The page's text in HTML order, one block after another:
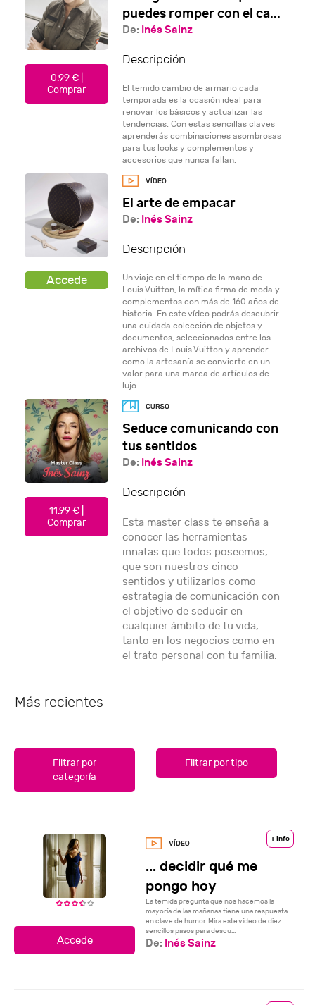
0.99 € |
Comprar
puedes romper con el ca...
De: Inés Sainz
Descripción
El temido cambio de armario cada
temporada es la ocasión ideal para
renovar los básicos y actualizar las
tendencias. Con estas sencillas claves
aprenderás combinaciones asombrosas
para tus looks y complementos y
accesorios que nunca fallan.
El arte de empacar
De: Inés Sainz
Descripción
Un viaje en el tiempo de la mano de
Louis Vuitton, la mítica firma de moda y
complementos con más de 160 años de
historia. En este vídeo podrás descubrir
una cuidada colección de objetos y
documentos, seleccionados entre los
archivos de Louis Vuitton y aprender
como la artesanía se convierte en un
valor para una marca de artículos de
lujo.
11.99 € |
Comprar
Seduce comunicando con
tus sentidos
De: Inés Sainz
Descripción
Esta master class te enseña a
conocer las herramientas
innatas que todos poseemos,
que son nuestros cinco
sentidos y utilizarlos como
estrategia de comunicación con
el objetivo de seducir en
cualquier ámbito de tu vida,
tanto en los negocios como en
el trato personal con tu familia.
Más recientes
Filtrar por
categoría
Filtrar por tipo
+ info
... decidir qué me
pongo hoy
La temida pregunta que nos hacemos la
mayoría de las mañanas tiene una respuesta
en clave de humor. Mira este vídeo de diez
sencillos pasos para descu...
De: Inés Sainz